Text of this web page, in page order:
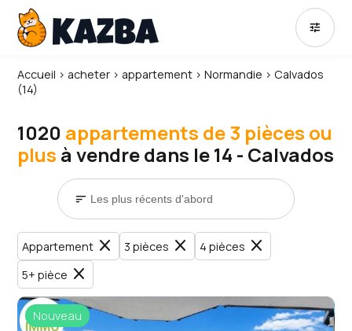
tune
Accueil › acheter › appartement ›Normandie ›Calvados
(14)
1020 appartements de 3 pièces ou
plus à vendre dans le 14 - Calvados
sort
Appartement close 3 pièces close 4 pièces close
5+ pièce close
Nouveau